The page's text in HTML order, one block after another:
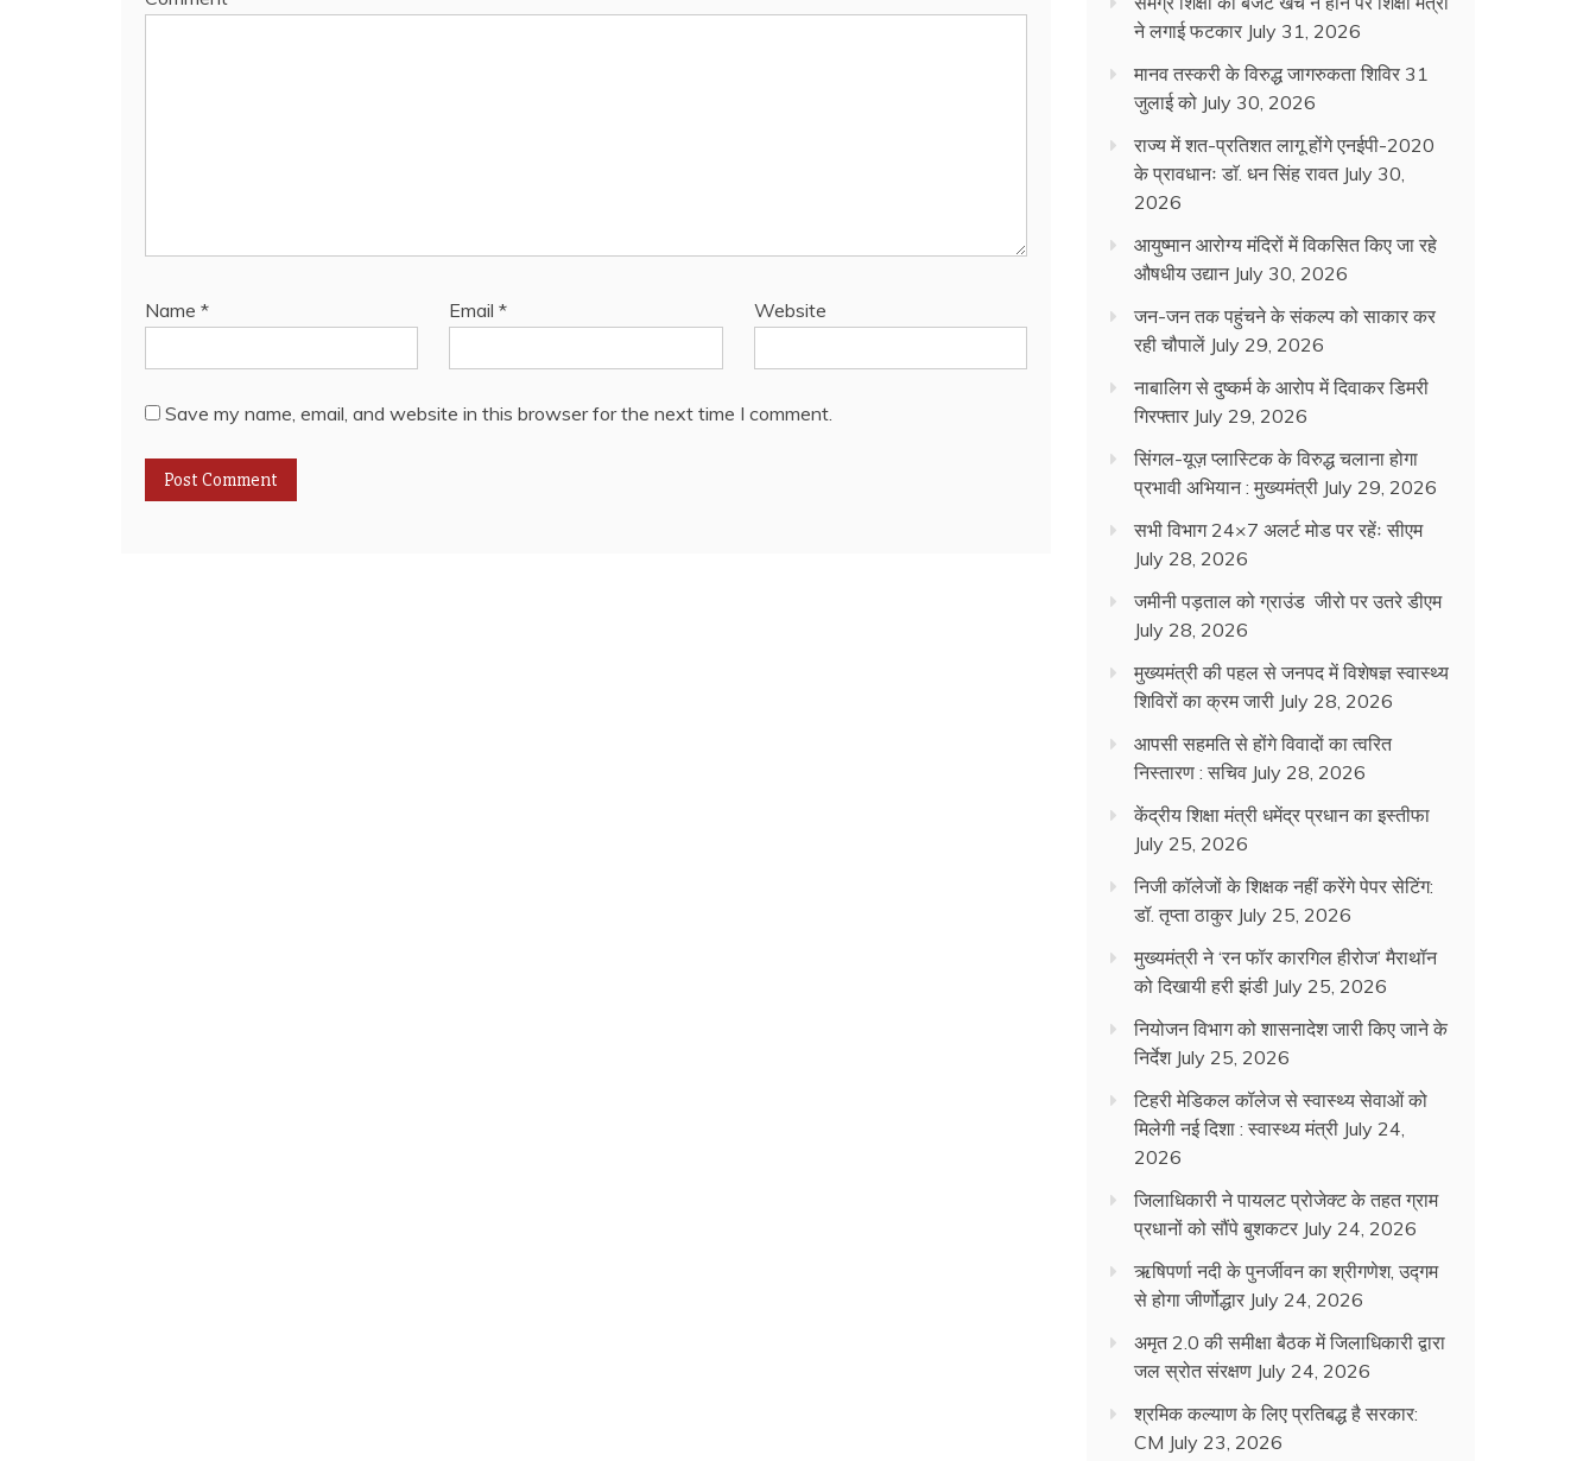
Name * Email* Website
Save my name, email, and website in this browser for the next time I comment.
ने लगाई फटकार July 31, 2026
मानव तस्करी के विरुद्ध जागरुकता शिविर 31
जुलाई को July 30, 2026
राज्य में शत-प्रतिशत लागू होंगे एनईपी-2020
के प्रावधानः डाॅ. धन सिंह रावत July 30,
2026
आयुष्मान आरोग्य मंदिरों में विकसित किए जा रहे
औषधीय उद्यान July 30, 2026
जन-जन तक पहुंचने के संकल्प को साकार कर
रही चौपालें July 29, 2026
नाबालिग से दुष्कर्म के आरोप में दिवाकर डिमरी
गिरफ्तार July 29, 2026
सिंगल-यूज़ प्लास्टिक के विरुद्ध चलाना होगा
प्रभावी अभियान : मुख्यमंत्री July 29, 2026
सभी विभाग 24×7 अलर्ट मोड पर रहेंः सीएम
July 28, 2026
जमीनी पड़ताल को ग्राउंड जीरो पर उतरे डीएम
July 28, 2026
मुख्यमंत्री की पहल से जनपद में विशेषज्ञ स्वास्थ्य
शिविरों का क्रम जारी July 28, 2026
आपसी सहमति से होंगे विवादों का त्वरित
निस्तारण : सचिव July 28, 2026
केंद्रीय शिक्षा मंत्री धमेंद्र प्रधान का इस्तीफा
July 25, 2026
निजी कॉलेजों के शिक्षक नहीं करेंगे पेपर सेटिंग:
डॉ. तृप्ता ठाकुर July 25, 2026
मुख्यमंत्री ने ‘रन फॉर कारगिल हीरोज’ मैराथॉन
को दिखायी हरी झंडी July 25, 2026
नियोजन विभाग को शासनादेश जारी किए जाने के
निर्देश July 25, 2026
टिहरी मेडिकल कॉलेज से स्वास्थ्य सेवाओं को
मिलेगी नई दिशा : स्वास्थ्य मंत्री July 24,
2026
जिलाधिकारी ने पायलट प्रोजेक्ट के तहत ग्राम
प्रधानों को सौंपे बुशकटर July 24, 2026
ऋषिपर्णा नदी के पुनर्जीवन का श्रीगणेश, उद्गम
से होगा जीर्णोद्धार July 24, 2026
अमृत 2.0 की समीक्षा बैठक में जिलाधिकारी द्वारा
जल स्रोत संरक्षण July 24, 2026
श्रमिक कल्याण के लिए प्रतिबद्ध है सरकार:
CM July 23, 2026